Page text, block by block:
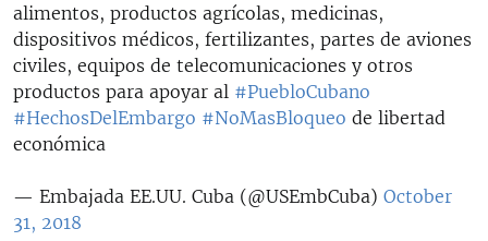
alimentos, productos agrícolas, medicinas,
dispositivos médicos, fertilizantes, partes de aviones
civiles, equipos de telecomunicaciones y otros
productos para apoyar al #PuebloCubano
#HechosDelEmbargo #NoMasBloqueo de libertad
económica
— Embajada EE.UU. Cuba (@USEmbCuba) October
31, 2018